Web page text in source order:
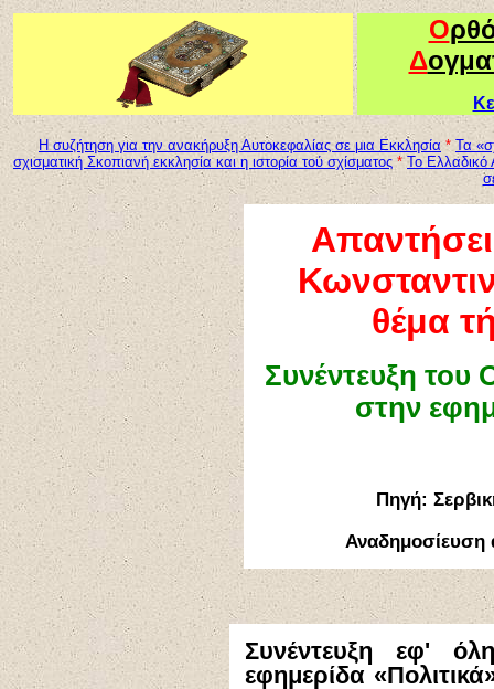
Ο
Δ
Η συζήτηση για την ανακήρυξη Αυτοκεφαλίας σε μια Εκκλησία * Τα
σχισματική Σκοπιανή εκκλησία και η ιστορία τού σχίσματος *Το Ελλαδικό
θέμα
Συνέντευξη του
στην
Πηγή:
Συνέντευξη εφ'
εφημερίδα